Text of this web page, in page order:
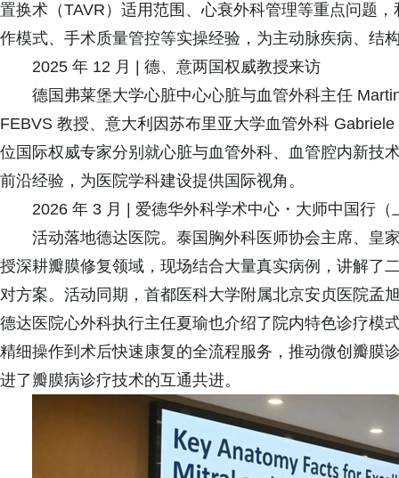
置换术（TAVR）适用范围、心衰外科管理等重点问题
作模式、手术质量管控等实操经验，为主动脉疾病、结
2025 年 12 月 | 德、意两国权威教授来访
德国弗莱堡大学心脏中心心脏与血管外科主任
FEBVS 教授、意大利因苏布里亚大学血管外科
位国际权威专家分别就心脏与血管外科、血管腔内新技
前沿经验，为医院学科建设提供国际视角。
2026 年 3 月 | 爱德华外科学术中心・大师中国行（
活动落地德达医院。泰国胸外科医师协会主席、皇
授深耕瓣膜修复领域，现场结合大量真实病例，讲解了
对方案。活动同期，首都医科大学附属北京安贞医院孟
德达医院心外科执行主任夏瑜也介绍了院内特色诊疗模
精细操作到术后快速康复的全流程服务，推动微创瓣膜
进了瓣膜病诊疗技术的互通共进。